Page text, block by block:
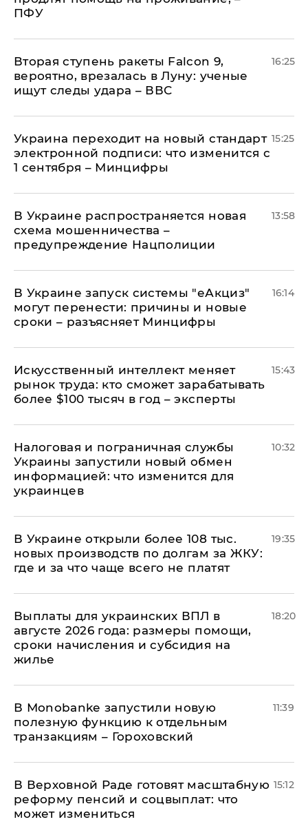
ПФУ
Вторая ступень ракеты Falcon 9,
вероятно, врезалась в Луну: ученые
ищут следы удара – ВВС
16:25
Украина переходит на новый стандарт
электронной подписи: что изменится с
1 сентября – Минцифры
15:25
В Украине распространяется новая
схема мошенничества –
предупреждение Нацполиции
13:58
В Украине запуск системы "еАкциз"
могут перенести: причины и новые
сроки – разъясняет Минцифры
16:14
Искусственный интеллект меняет
рынок труда: кто сможет зарабатывать
более $100 тысяч в год – эксперты
15:43
Налоговая и пограничная службы
Украины запустили новый обмен
информацией: что изменится для
украинцев
10:32
В Украине открыли более 108 тыс.
новых производств по долгам за ЖКУ:
где и за что чаще всего не платят
19:35
Выплаты для украинских ВПЛ в
августе 2026 года: размеры помощи,
сроки начисления и субсидия на
жилье
18:20
В Мonobankе запустили новую
полезную функцию к отдельным
транзакциям – Гороховский
11:39
В Верховной Раде готовят масштабную
реформу пенсий и соцвыплат: что
может измениться
15:12